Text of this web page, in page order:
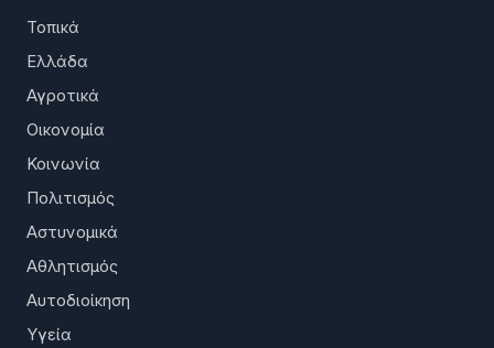
Τοπικά
Ελλάδα
Αγροτικά
Οικονομία
Κοινωνία
Πολιτισμός
Αστυνομικά
Αθλητισμός
Αυτοδιοίκηση
Υγεία